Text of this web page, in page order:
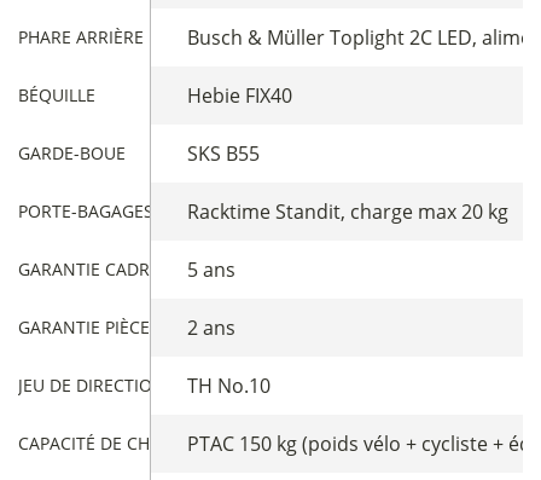
PHARE ARRIÈRE Busch & Müller Toplight 2C LED,
BÉQUILLE Hebie FIX40
GARDE-BOUE SKS B55
PORTE-BAGAGES ARRIÈRERacktime Standit, charge max 20 kg
GARANTIE CADRE 5 ans
GARANTIE PIÈCES 2 ans
JEU DE DIRECTION TH No.10
CAPACITÉ DE CHARGEPTAC 150 kg (poids vélo + cycliste +